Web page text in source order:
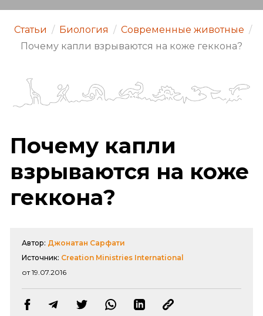
Статьи / Биология / Современные животные /
Почему капли взрываются на коже геккона?
Почему капли
взрываются на коже
геккона?
Автор: Джонатан Сарфати
Источник: Creation Ministries International
от 19.07.2016